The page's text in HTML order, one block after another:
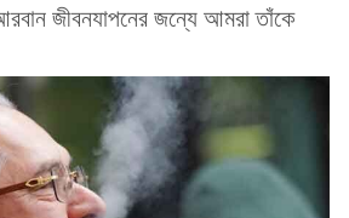
জীবনযাপনের জন্যে আমরা তাঁকে